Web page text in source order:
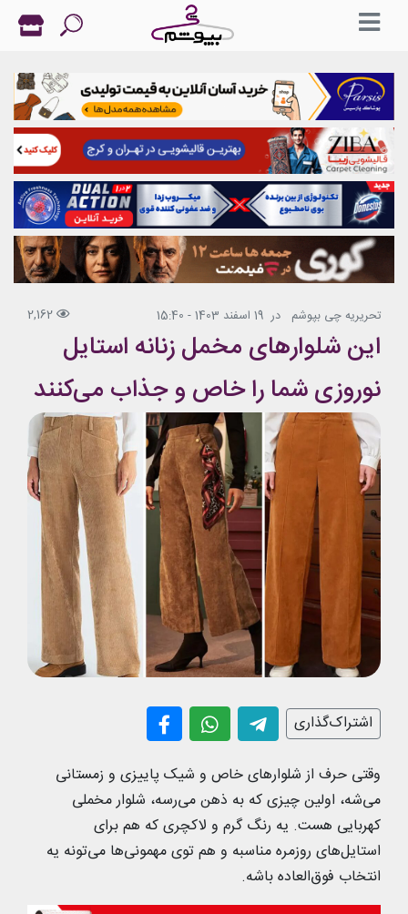
تحریریه چی بپوشم در 19 اسفند 1403 - 15:40 2,162
این شلوارهای مخمل زنانه استایل
نوروزی شما را خاص و جذاب می‌کنند
اشتراک‌گذاری
وقتی حرف از شلوارهای خاص و شیک پاییزی و زمستانی
می‌شه، اولین چیزی که به ذهن می‌رسه، شلوار مخملی
کهربایی هست. یه رنگ گرم و لاکچری که هم برای
استایل‌های روزمره مناسبه و هم توی مهمونی‌ها می‌تونه یه
انتخاب فوق‌العاده باشه.